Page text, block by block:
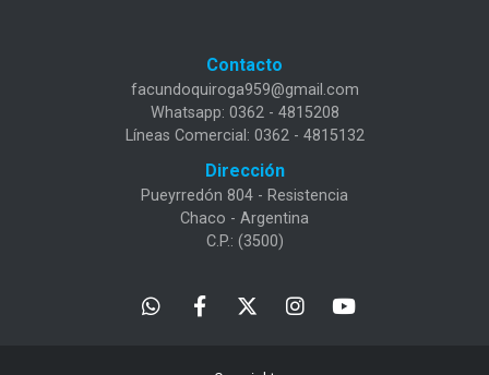
Contacto
facundoquiroga959@gmail.com
Whatsapp: 0362 - 4815208
Líneas Comercial: 0362 - 4815132
Dirección
Pueyrredón 804 - Resistencia
Chaco - Argentina
C.P.: (3500)